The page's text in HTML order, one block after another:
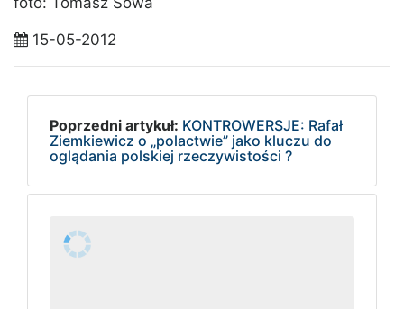
15-05-2012
Poprzedni artykuł: KONTROWERSJE: Rafał
Ziemkiewicz o „polactwie” jako kluczu do
oglądania polskiej rzeczywistości ?